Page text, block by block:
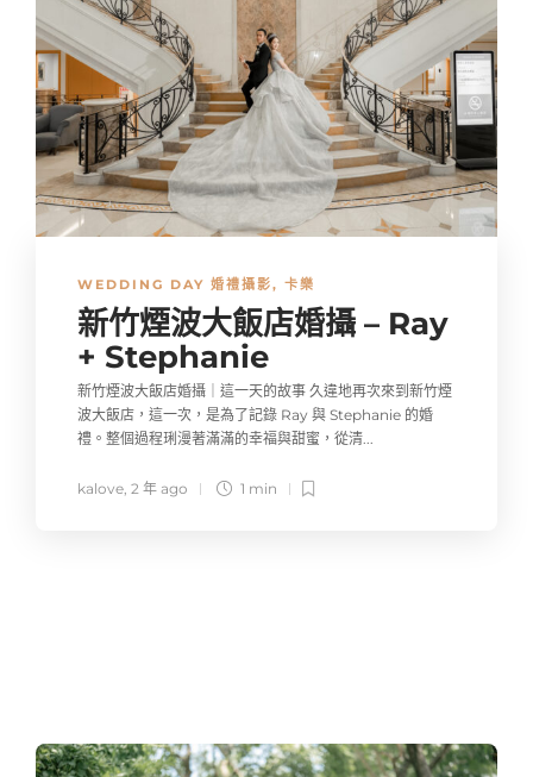
WEDDING DAY 婚禮攝影, 卡樂
新竹煙波大飯店婚攝 – Ray
+ Stephanie
新竹煙波大飯店婚攝｜這一天的故事 久違地再次來到新竹煙
波大飯店，這一次，是為了記錄 Ray 與 Stephanie 的婚
禮。整個過程琍漫著滿滿的幸福與甜蜜，從清...
kalove 2 年 ago 1 min